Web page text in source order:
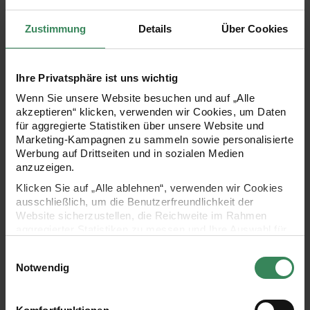
Zustimmung Details Über Cookies
Ihre Privatsphäre ist uns wichtig
Wenn Sie unsere Website besuchen und auf „Alle
akzeptieren“ klicken, verwenden wir Cookies, um Daten
für aggregierte Statistiken über unsere Website und
Marketing-Kampagnen zu sammeln sowie personalisierte
Werbung auf Drittseiten und in sozialen Medien
anzuzeigen.
Klicken Sie auf „Alle ablehnen“, verwenden wir Cookies
ausschließlich, um die Benutzerfreundlichkeit der
Website sicherzustellen, die Reichweite im Rahmen
Ihre Einwilligung ist freiwillig und kann jederzeit über den
Link „Cookie-Einstellungen“ im Fußbereich der Seite
verwendeten Technologien und den Empfängern der
Notwendig
Inhalt:
0,80 m(12,49 € / 1 m) Inhalt:
0,80 qm (13,74 € / 1 qm)
Hersteller:
Rico Design
Stoffabschnitt Jersey rosa-
neonpink 80x100cm
Hersteller:
Rico Design
Jerseystoff Happy Baby
Herzchen rosa 72x100cm